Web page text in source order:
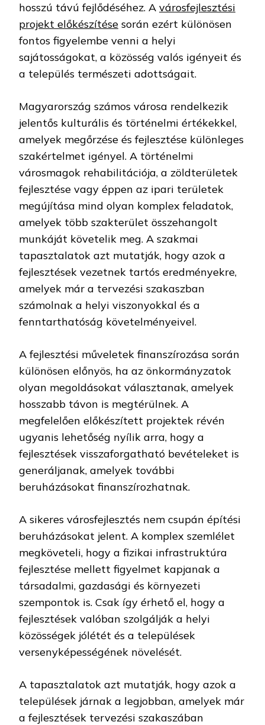
hosszú távú fejlődéséhez. A városfejlesztési
projekt előkészítése során ezért különösen
fontos figyelembe venni a helyi
sajátosságokat, a közösség valós igényeit és
a település természeti adottságait.
Magyarország számos városa rendelkezik
jelentős kulturális és történelmi értékekkel,
amelyek megőrzése és fejlesztése különleges
szakértelmet igényel. A történelmi
városmagok rehabilitációja, a zöldterületek
fejlesztése vagy éppen az ipari területek
megújítása mind olyan komplex feladatok,
amelyek több szakterület összehangolt
munkáját követelik meg. A szakmai
tapasztalatok azt mutatják, hogy azok a
fejlesztések vezetnek tartós eredményekre,
amelyek már a tervezési szakaszban
számolnak a helyi viszonyokkal és a
fenntarthatóság követelményeivel.
A fejlesztési műveletek finanszírozása során
különösen előnyös, ha az önkormányzatok
olyan megoldásokat választanak, amelyek
hosszabb távon is megtérülnek. A
megfelelően előkészített projektek révén
ugyanis lehetőség nyílik arra, hogy a
fejlesztések visszaforgatható bevételeket is
generáljanak, amelyek további
beruházásokat finanszírozhatnak.
A sikeres városfejlesztés nem csupán építési
beruházásokat jelent. A komplex szemlélet
megköveteli, hogy a fizikai infrastruktúra
fejlesztése mellett figyelmet kapjanak a
társadalmi, gazdasági és környezeti
szempontok is. Csak így érhető el, hogy a
fejlesztések valóban szolgálják a helyi
közösségek jólétét és a települések
versenyképességének növelését.
A tapasztalatok azt mutatják, hogy azok a
települések járnak a legjobban, amelyek már
a fejlesztések tervezési szakaszában